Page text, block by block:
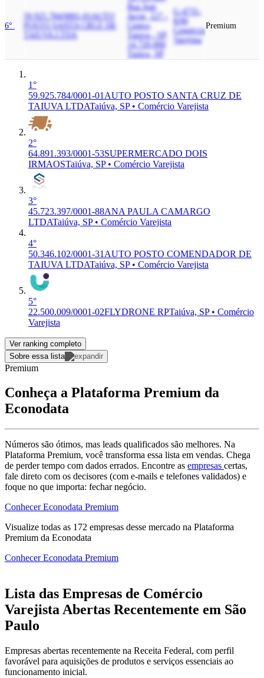
6°
59.925.784/0001-01AUTO
POSTO SANTA CRUZ DE
TAIUVA LTDA
Rua Jose
Jacon, 127 -
Centro,
Taiuva - SP,
14.720-000
Taiúva, SP
G-4731-
8/00
Comércio
Varejista
Premium
1°
59.925.784/0001-01 AUTO POSTO SANTA CRUZ DE
TAIUVA LTDATaiúva, SP • Comércio Varejista
2°
64.891.393/0001-53SUPERMERCADO DOIS
IRMAOSTaiúva, SP • Comércio Varejista
3°
45.723.397/0001-88ANA PAULA CAMARGO
LTDATaiúva, SP • Comércio Varejista
4°
50.346.102/0001-31 AUTO POSTO COMENDADOR DE
TAIUVA LTDATaiúva, SP • Comércio Varejista
5°
22.500.009/0001-02FLYDRONE RPTaiúva, SP • Comércio
Varejista
Ver ranking completo
Sobre essa lista
Premium
Conheça a Plataforma Premium da
Econodata
Números são ótimos, mas leads qualificados são melhores. Na
Plataforma Premium, você transforma essa lista em vendas. Chega
de perder tempo com dados errados. Encontre as empresas certas,
fale direto com os decisores (com e-mails e telefones validados) e
foque no que importa: fechar negócio.
Conhecer Econodata Premium
Visualize todas as 172 empresas desse mercado na Plataforma
Premium da Econodata
Conhecer Econodata Premium
Lista das Empresas de Comércio
Varejista Abertas Recentemente em São
Paulo
Empresas abertas recentemente na Receita Federal, com perfil
favorável para aquisições de produtos e serviços essenciais ao
funcionamento inicial.